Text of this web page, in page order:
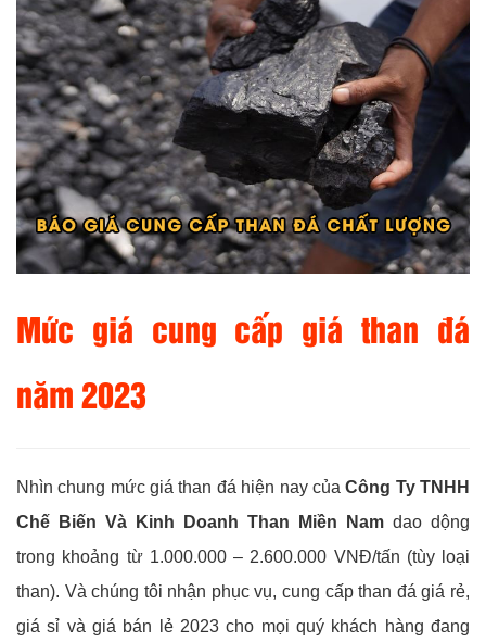
Mức giá cung cấp giá than đá
năm 2023
Nhìn chung mức giá than đá hiện nay củaCông Ty TNHH
Chế Biến Và Kinh Doanh Than Miền Nam dao dộng
trong khoảng từ 1.000.000 – 2.600.000 VNĐ/tấn (tùy loại
than). Và chúng tôi nhận phục vụ, cung cấp than đá giá rẻ,
giá sỉ và giá bán lẻ 2023 cho mọi quý khách hàng đang